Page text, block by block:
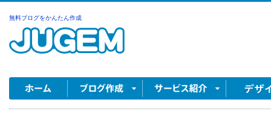
無料ブログをかんたん作成